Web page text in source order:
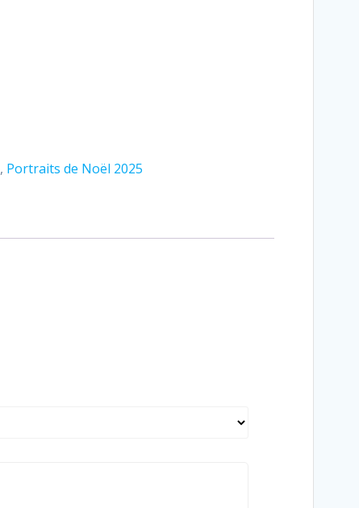
, Portraits de Noël 2025